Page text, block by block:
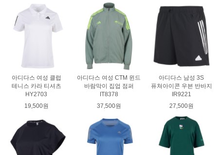
아디다스 여성 클럽
테니스 카라 티셔츠
HY2703
19,500원
아디다스 여성 CTM 윈드
바람막이 집업 점퍼
IT8378
37,500원
아디다스 남성 3S
퓨쳐아이콘 우븐 반바지
IR9221
27,500원